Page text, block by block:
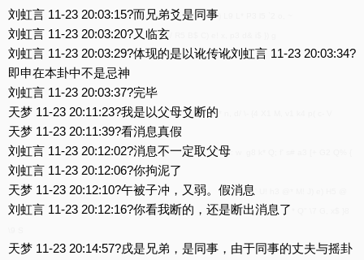
刘虹言 11-23 20:03:15?而兄弟爻是同事
刘虹言 11-23 20:03:20?又临玄
刘虹言 11-23 20:03:29?体现的是以讹传讹刘虹言 11-23 20:03:34?
即申在本卦中不是忌神
刘虹言 11-23 20:03:37?完毕
天梦 11-23 20:11:23?我是以父母爻断的
天梦 11-23 20:11:39?看消息真假
刘虹言 11-23 20:12:02?消息不一定取父母
刘虹言 11-23 20:12:06?你拘泥了
天梦 11-23 20:12:10?午被子冲，又弱。假消息
刘虹言 11-23 20:12:16?你看我断的，还是断出消息了
天梦 11-23 20:14:57?戌是兄弟，是同事，由于同事的丈夫与摇卦